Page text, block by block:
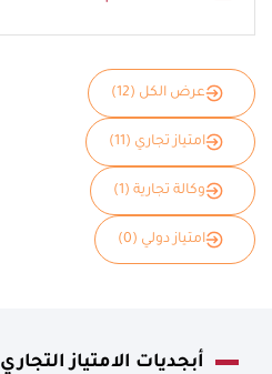
عرض الكل (12)
امتياز تجاري (11)
وكالة تجارية (1)
امتياز دولي (0)
أبجديات الامتياز التجاري